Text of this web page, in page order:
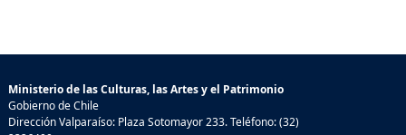
Ministerio de las Culturas, las Artes y el Patrimonio
Gobierno de Chile
Dirección Valparaíso: Plaza Sotomayor 233. Teléfono: (32)